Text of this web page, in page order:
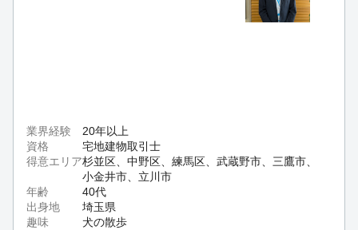
ますが、荻窪店は元気に営業中です！年内のお引越
しを考えていらっしゃる皆様はぜひご相談ください
最終日です！連休はお部屋探しをされるお客様も多
く、物件の動きが激しくなります。気になるお部屋
があるお客様、内見したいお部屋があるお客様はぜ
ひ当店にお問い合わせ、ご来店くださいませ！お待
ちしております。 [荻窪店]
業界経験
20年以上
資格
宅地建物取引士
得意エリア杉並区、中野区、練馬区、武蔵野市、三鷹市、
小金井市、立川市
年齢
40代
出身地
埼玉県
趣味
犬の散歩